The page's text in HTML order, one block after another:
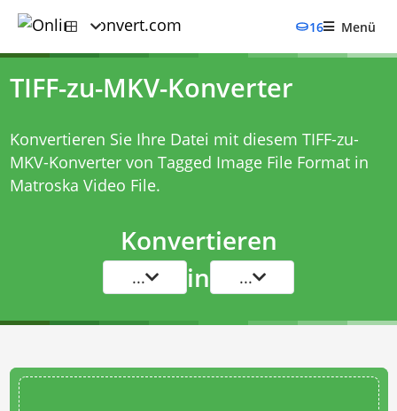
16 Menü
TIFF-zu-MKV-Konverter
Konvertieren Sie Ihre Datei mit diesem TIFF-zu-
MKV-Konvertervon Tagged Image File Format in
Matroska Video File.
Konvertieren
... in ...